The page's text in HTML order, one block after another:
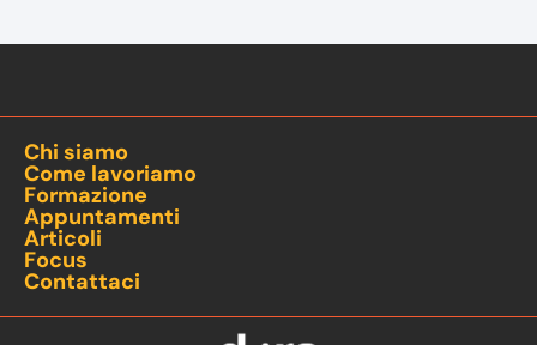
Chi siamo
Come lavoriamo
Formazione
Appuntamenti
Articoli
Focus
Contattaci